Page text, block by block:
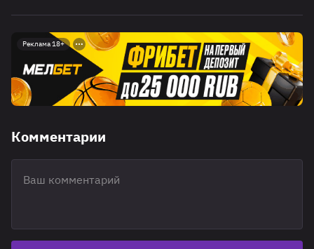
Реклама 18+
Комментарии